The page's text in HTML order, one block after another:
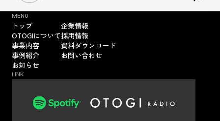
MENU
トップ
OTOGIについて
事業内容
事例紹介
お知らせ
企業情報
採用情報
資料ダウンロード
お問い合わせ
LINK